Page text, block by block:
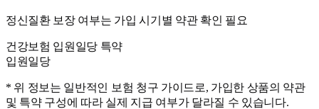
정신질환 보장 여부는 가입 시기별 약관 확인 필요
건강보험 입원일당 특약
입원일당
* 위 정보는 일반적인 보험 청구 가이드로, 가입한 상품의 약관
및 특약 구성에 따라 실제 지급 여부가 달라질 수 있습니다.